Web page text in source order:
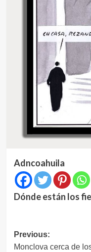
Adncoahuila
Dónde están los
Navegación
Previous:
Monclova cerca de